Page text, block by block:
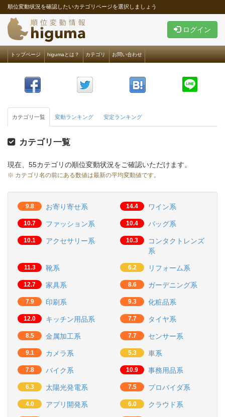
順位変動状況を確認したいカテゴリページを選択しましょう
ログイン
トップページ higumaとは？ カテゴリ お問い合わせ
カテゴリ一覧 変動ランキング 安定ランキング
カテゴリ一覧
現在、55カテゴリの順位変動状況をご確認いただけます。
※ カテゴリ名の前にある数値は最新の平均変動値です。
9.8 お寄り寄せ系 14.4 ワイン系
10.7 ファッション系 10.4 バッグ系
10.1 アクセサリー系 10.3
コンタクトレンズ
系
11.3 靴系 6.2 リフォーム系
12.7 家具系 8.6 ガーデニング系
7.9 印刷系 9.3 化粧品系
12.0 キッチン用品系 7.7 タイヤ系
8.5 金属加工系 7.7 センサー系
9.1 カメラ系 5.3 車系
7.8 バイク系 10.9 事務用品系
6.3 太陽光発電系 7.5 プロバイダ系
4.0 アプリ開発系 6.0 クラウド系